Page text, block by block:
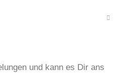
und kann es Dir ans